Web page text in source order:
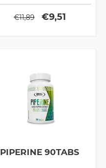
dimagrante metabolico
€11,89 €9,51
PIPERINE 90TABS